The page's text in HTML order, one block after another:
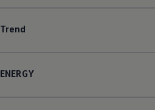
Trend
ENERGY